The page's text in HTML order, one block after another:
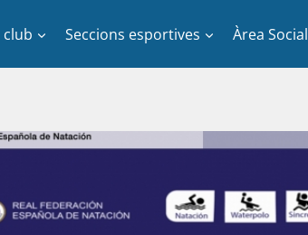
club Seccions esportives Àrea Social